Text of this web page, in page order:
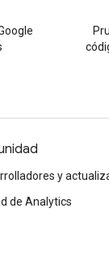
y
de Analytics